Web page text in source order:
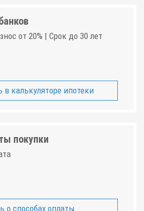
от 20% | Срок до 30 лет
в калькуляторе ипотеки
покупки
о способах оплаты